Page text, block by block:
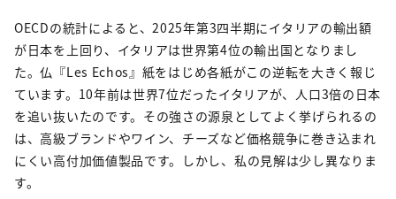
OECDの統計によると、2025年第3四半期にイタリアの輸出額
が日本を上回り、イタリアは世界第4位の輸出国となりまし
た。仏『Les Echos』紙をはじめ各紙がこの逆転を大きく報じ
ています。10年前は世界7位だったイタリアが、人口3倍の日本
を追い抜いたのです。その強さの源泉としてよく挙げられるの
は、高級ブランドやワイン、チーズなど価格競争に巻き込まれ
にくい高付加価値製品です。しかし、私の見解は少し異なりま
す。